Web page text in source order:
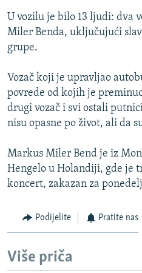
DNEVNO@RSE
SPECIJALI RSE
GENOCID U SREBRENICI
POPLAVE I KLIZIŠTA U BIH 2024.
TV LIBERTY
POST SCRIPTUM
MOJA EVROPA
TRI DECENIJE OD RATA U BIH
SVE KARTE DEJTONA
NASTANAK I RASPAD JUGOSLAVIJE
PRATITE NAS
Sve RFE/RL stranice
U vozilu je bilo 13 ljudi: dva
Miler Benda, uključujući
grupe.
Vozač koji je upravljao
povrede od kojih je
drugi vozač i svi ostali
nisu opasne po život, ali da
Markus Miler Bend je iz
Hengelo u Holandiji, gde je
koncert, zakazan za
Podijelite Pratite nas
Više priča